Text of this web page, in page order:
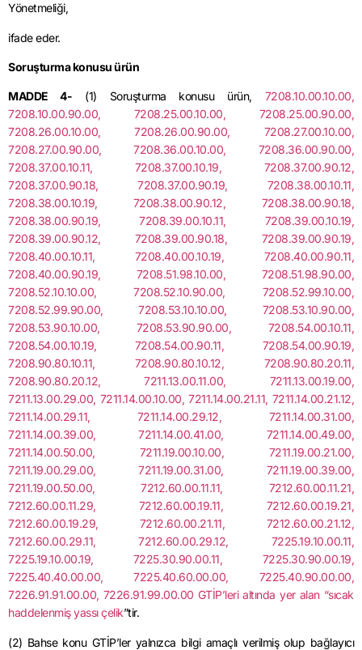
Yönetmeliği,
ifade eder.
Soruşturma konusu ürün
MADDE 4- (1) Soruşturma konusu ürün, 7208.10.00.10.00,
7208.10.00.90.00, 7208.25.00.10.00, 7208.25.00.90.00,
7208.26.00.10.00, 7208.26.00.90.00, 7208.27.00.10.00,
7208.27.00.90.00, 7208.36.00.10.00, 7208.36.00.90.00,
7208.37.00.10.11, 7208.37.00.10.19, 7208.37.00.90.12,
7208.37.00.90.18, 7208.37.00.90.19, 7208.38.00.10.11,
7208.38.00.10.19, 7208.38.00.90.12, 7208.38.00.90.18,
7208.38.00.90.19, 7208.39.00.10.11, 7208.39.00.10.19,
7208.39.00.90.12, 7208.39.00.90.18, 7208.39.00.90.19,
7208.40.00.10.11, 7208.40.00.10.19, 7208.40.00.90.11,
7208.40.00.90.19, 7208.51.98.10.00, 7208.51.98.90.00,
7208.52.10.10.00, 7208.52.10.90.00, 7208.52.99.10.00,
7208.52.99.90.00, 7208.53.10.10.00, 7208.53.10.90.00,
7208.53.90.10.00, 7208.53.90.90.00, 7208.54.00.10.11,
7208.54.00.10.19, 7208.54.00.90.11, 7208.54.00.90.19,
7208.90.80.10.11, 7208.90.80.10.12, 7208.90.80.20.11,
7208.90.80.20.12, 7211.13.00.11.00, 7211.13.00.19.00,
7211.13.00.29.00, 7211.14.00.10.00, 7211.14.00.21.11, 7211.14.00.21.12,
7211.14.00.29.11, 7211.14.00.29.12, 7211.14.00.31.00,
7211.14.00.39.00, 7211.14.00.41.00, 7211.14.00.49.00,
7211.14.00.50.00, 7211.19.00.10.00, 7211.19.00.21.00,
7211.19.00.29.00, 7211.19.00.31.00, 7211.19.00.39.00,
7211.19.00.50.00, 7212.60.00.11.11, 7212.60.00.11.21,
7212.60.00.11.29, 7212.60.00.19.11, 7212.60.00.19.21,
7212.60.00.19.29, 7212.60.00.21.11, 7212.60.00.21.12,
7212.60.00.29.11, 7212.60.00.29.12, 7225.19.10.00.11,
7225.19.10.00.19, 7225.30.90.00.11, 7225.30.90.00.19,
7225.40.40.00.00, 7225.40.60.00.00, 7225.40.90.00.00,
7226.91.91.00.00, 7226.91.99.00.00 GTİP’leri altında yer alan “sıcak
haddelenmiş yassı çelik”tir.
(2) Bahse konu GTİP’ler yalnızca bilgi amaçlı verilmiş olup bağlayıcı